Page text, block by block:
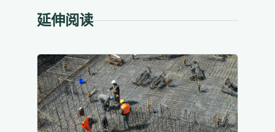
延伸阅读